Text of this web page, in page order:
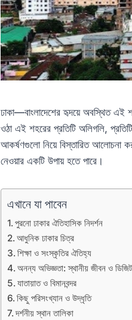
ঢাকা—বাংলাদেশের হৃদয়ে অবস্থিত এই
ওঠা এই শহরের প্রতিটি অলিগলি,
আকর্ষণগুলো নিয়ে বিস্তারিত আলোচনা
নেওয়ার একটি উপায় হতে পারে।
এখানে যা পাবেন
পুরনো ঢাকার ঐতিহাসিক নিদর্শন
আধুনিক ঢাকার চিত্র
শিক্ষা ও সংস্কৃতির ঐতিহ্য
অনন্য অভিজ্ঞতা: স্থানীয় জীবন ও
যাতায়াত ও বিমানবন্দর
কিছু পরিসংখ্যান ও উদ্ধৃতি
দর্শনীয় স্থান তালিকা